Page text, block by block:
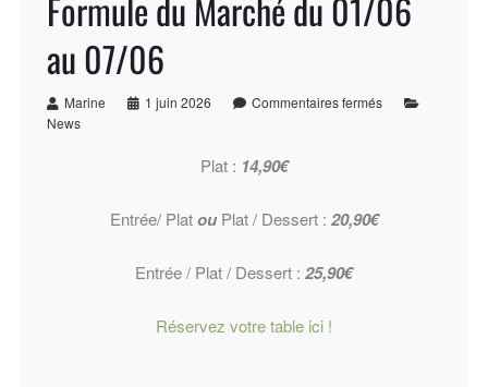
Formule du Marché du 01/06
au 07/06
Marine 1 juin 2026
Commentaires fermés
News
Plat : 14,90€
Entrée/ PlatouPlat / Dessert : 20,90€
Entrée / Plat / Dessert : 25,90€
Réservez votre table ici !